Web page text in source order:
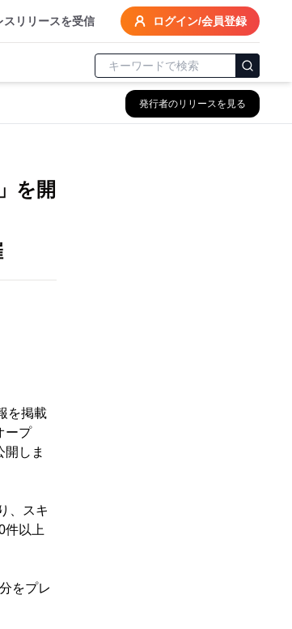
スリリースを受信 ログイン/会員登録
発行者のリリースを見る
を開
を掲載
ープ
しま
、スキ
件以上
をプレ